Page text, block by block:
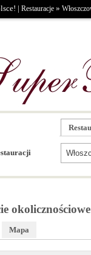
| Restauracje »
Mapa